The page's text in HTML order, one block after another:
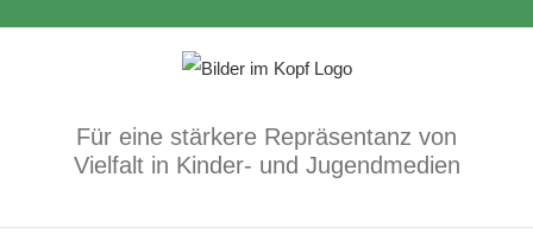
Für eine stärkere Repräsentanz von
Vielfalt in Kinder- und Jugendmedien